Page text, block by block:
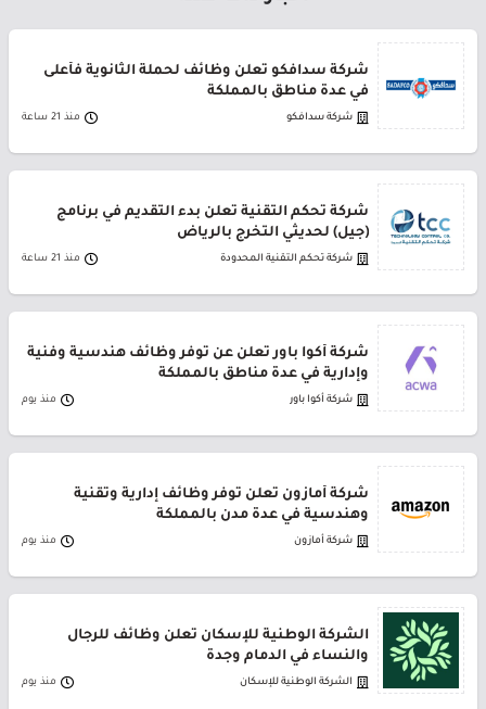
شركة سدافكو تعلن وظائف لحملة الثانوية فأعلى
في عدة مناطق بالمملكة
شركة سدافكو منذ 21 ساعة
شركة تحكم التقنية تعلن بدء التقديم في برنامج
(جيل) لحديثي التخرج بالرياض
شركة تحكم التقنية المحدودة منذ 21 ساعة
شركة أكوا باور تعلن عن توفر وظائف هندسية وفنية
وإدارية في عدة مناطق بالمملكة
شركة أكوا باور منذ يوم
شركة أمازون تعلن توفر وظائف إدارية وتقنية
وهندسية في عدة مدن بالمملكة
شركة أمازون منذ يوم
الشركة الوطنية للإسكان تعلن وظائف للرجال
والنساء في الدمام وجدة
الشركة الوطنية للإسكان منذ يوم